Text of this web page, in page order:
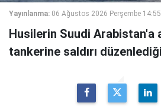
Yayınlanma: 06 Ağustos 2026 Perşembe 14:55
Husilerin Suudi Arabistan'a
tankerine saldırı